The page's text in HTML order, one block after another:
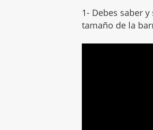
1- Debes saber
tamaño de la